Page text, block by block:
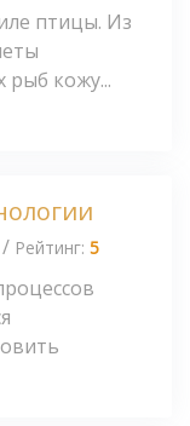
птицы. Из
рыб кожу...
/ Рейтинг: 5